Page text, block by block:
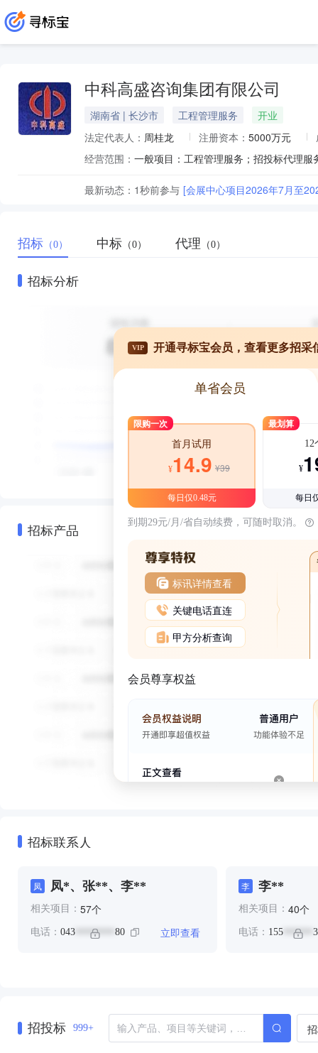
中科高盛咨询集团有限公司
湖南省 | 长沙市 工程管理服务
开业
法定代表人： 周桂龙 注册资本： 5000万元
经营范围：
最新动态： 1秒前参与 [会展中心项目2026年7月至
招标 （0） 中标 （0） 代理 （0）
招标分析
招标产品
VIP 开通寻标宝会员，查看更多招采
单省会员
限购一次
首月试用
¥14.9 ¥39
每日仅0.48元
最划算
12
¥
每日
到期29元/月/省自动续费，可随时取消。
标讯详情查看
关键电话直连
甲方分析查询
会员尊享权益
招标联系人
凤 凤*、张**、李**
相关项目： 57个
电话： 043 ******** 80 立即查看
李 李**
相关项目： 40个
电话： 155******
招投标 999+